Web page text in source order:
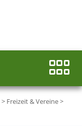
> Freizeit & Vereine>